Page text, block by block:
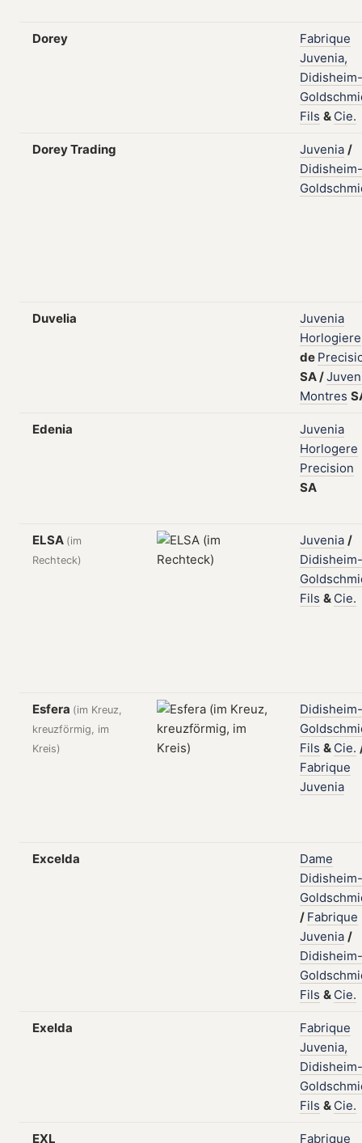
Dorey
Fabrique
Juvenia,
Didisheim-
Fils & Cie.
Dorey Trading Juvenia /
Didisheim-
Duvelia
Juvenia
Horlogiere
de
SA/
Montres
Edenia
Juvenia
Horlogere
Precision
SA
ELSA (im
Rechteck)
Juvenia /
Didisheim-
Fils & Cie.
Esfera (im Kreuz,
kreuzförmig, im
Kreis)
Didisheim-
Fils & Cie.
Fabrique
Juvenia
Excelda
Dame
Didisheim-
/ Fabrique
Juvenia /
Didisheim-
Fils & Cie.
Exelda
Fabrique
Juvenia,
Didisheim-
Fils & Cie.
EXL Fabrique